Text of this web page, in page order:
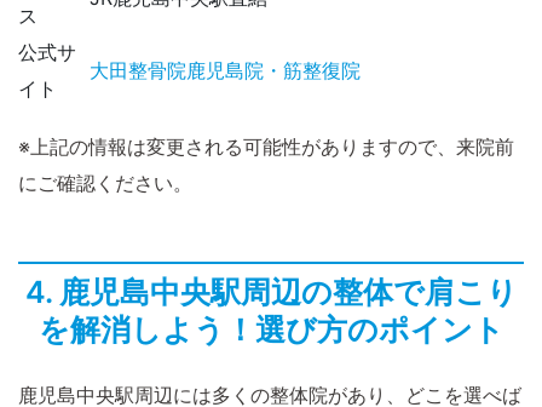
ス
公式サ
イト
大田整骨院鹿児島院・筋整復院
※上記の情報は変更される可能性がありますので、来院前
にご確認ください。
4. 鹿児島中央駅周辺の整体で肩こり
を解消しよう！選び方のポイント
鹿児島中央駅周辺には多くの整体院があり、どこを選べば